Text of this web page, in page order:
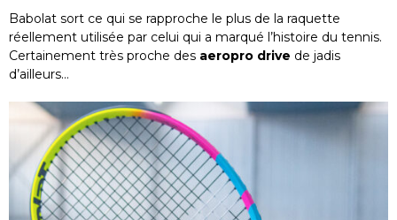
Babolat sort ce qui se rapproche le plus de la raquette
réellement utilisée par celui qui a marqué l’histoire du tennis.
Certainement très proche des aeropro drive de jadis
d’ailleurs…